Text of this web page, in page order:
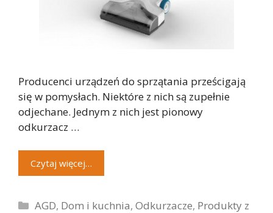
Producenci urządzeń do sprzątania prześcigają
się w pomysłach. Niektóre z nich są zupełnie
odjechane. Jednym z nich jest pionowy
odkurzacz …
Czytaj więcej…
Kategorie
AGD, Dom i kuchnia,Odkurzacze, Produkty z